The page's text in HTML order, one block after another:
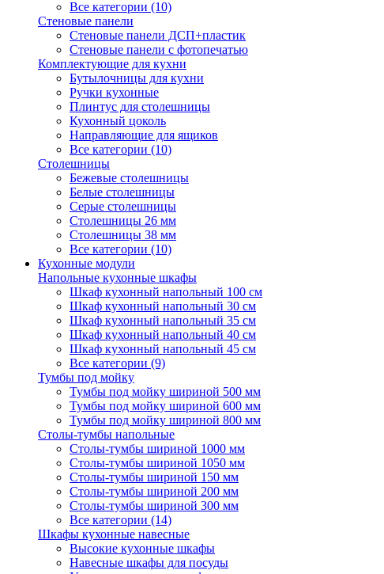
Все категории (10)
Стеновые панели
Стеновые панели ДСП+пластик
Стеновые панели с фотопечатью
Комплектующие для кухни
Бутылочницы для кухни
Ручки кухонные
Плинтус для столешницы
Кухонный цоколь
Направляющие для ящиков
Все категории (10)
Столешницы
Бежевые столешницы
Белые столешницы
Серые столешницы
Столешницы 26 мм
Столешницы 38 мм
Все категории (10)
Кухонные модули
Напольные кухонные шкафы
Шкаф кухонный напольный 100 см
Шкаф кухонный напольный 30 см
Шкаф кухонный напольный 35 см
Шкаф кухонный напольный 40 см
Шкаф кухонный напольный 45 см
Все категории (9)
Тумбы под мойку
Тумбы под мойку шириной 500 мм
Тумбы под мойку шириной 600 мм
Тумбы под мойку шириной 800 мм
Столы-тумбы напольные
Столы-тумбы шириной 1000 мм
Столы-тумбы шириной 1050 мм
Столы-тумбы шириной 150 мм
Столы-тумбы шириной 200 мм
Столы-тумбы шириной 300 мм
Все категории (14)
Шкафы кухонные навесные
Высокие кухонные шкафы
Навесные шкафы для посуды